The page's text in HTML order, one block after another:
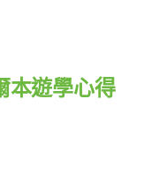
本遊學心得